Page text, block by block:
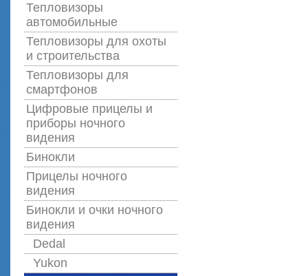
Тепловизоры
автомобильные
Тепловизоры для охоты
и строительства
Тепловизоры для
смартфонов
Цифровые прицелы и
приборы ночного
видения
Бинокли
Прицелы ночного
видения
Бинокли и очки ночного
видения
Dedal
Yukon